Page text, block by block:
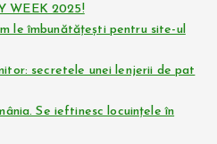
WEEK 2025!
le îmbunătățești pentru site-ul
secretele unei lenjerii de pat
Se ieftinesc locuințele în